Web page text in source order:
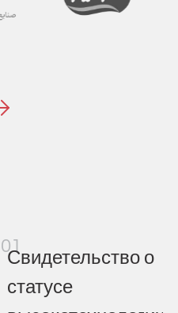
01
Свидетельство о
статусе